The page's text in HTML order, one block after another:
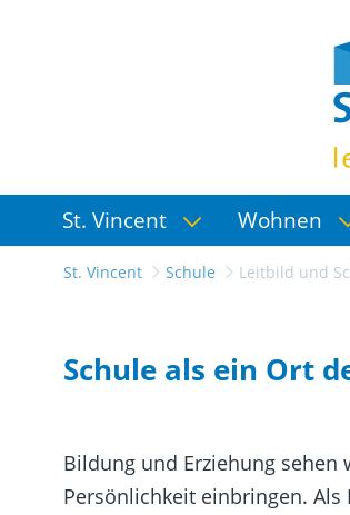
St. Vincent Wohnen
St. Vincent Schule Leitbild und
Schule als ein Ort
Bildung und Erziehung
Persönlichkeit einbringen.